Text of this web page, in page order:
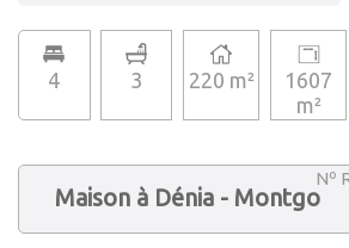
4 3 220 m²
1607
m²
Nº
Maison à Dénia - Montgo